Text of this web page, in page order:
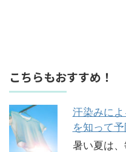
こちらもおすすめ！
汗染みに
を知って予
暑い夏は